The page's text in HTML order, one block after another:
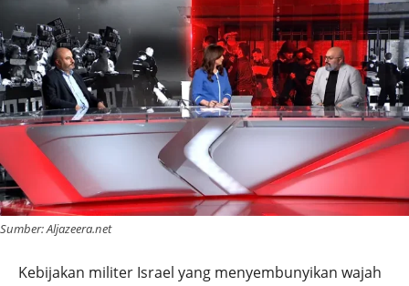
Sumber: Aljazeera.net
Kebijakan militer Israel yang menyembunyikan wajah